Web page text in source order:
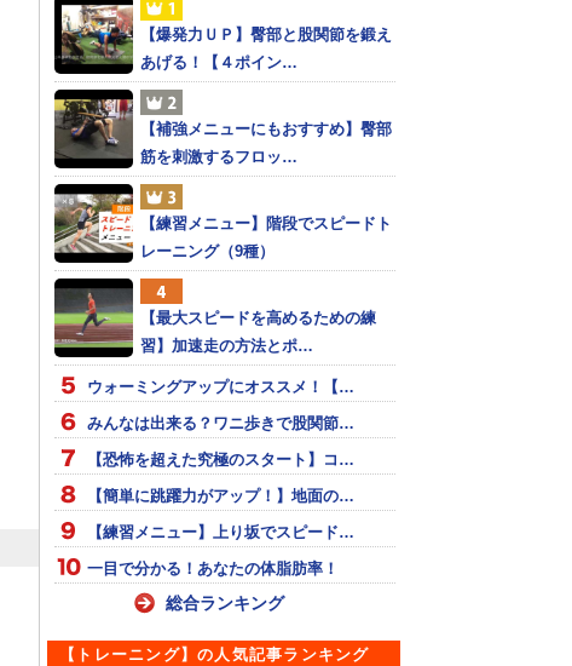
【爆発力ＵＰ】臀部と股関節を鍛え
あげる！【４ポイン…
【補強メニューにもおすすめ】臀部
筋を刺激するフロッ…
【練習メニュー】階段でスピードト
レーニング（9種）
【最大スピードを高めるための練
習】加速走の方法とポ…
ウォーミングアップにオススメ！【…
みんなは出来る？ワニ歩きで股関節…
【恐怖を超えた究極のスタート】コ…
【簡単に跳躍力がアップ！】地面の…
【練習メニュー】上り坂でスピード…
一目で分かる！あなたの体脂肪率！
総合ランキング
【トレーニング】の人気記事ランキング